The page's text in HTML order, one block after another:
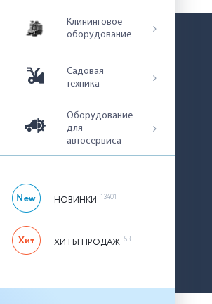
Клининговое
оборудование
Садовая
техника
Оборудование
для
автосервиса
НОВИНКИ 13401
ХИТЫ ПРОДАЖ 53